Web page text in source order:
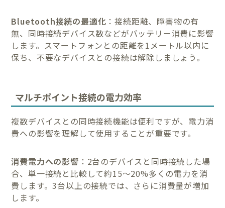
Bluetooth接続の最適化 ：接続距離、障害物の有
無、同時接続デバイス数などがバッテリー消費に影響
します。スマートフォンとの距離を1メートル以内に
保ち、不要なデバイスとの接続は解除しましょう。
マルチポイント接続の電力効率
複数デバイスとの同時接続機能は便利ですが、電力消
費への影響を理解して使用することが重要です。
消費電力への影響 ：2台のデバイスと同時接続した場
合、単一接続と比較して約15〜20%多くの電力を消
費します。3台以上の接続では、さらに消費量が増加
します。